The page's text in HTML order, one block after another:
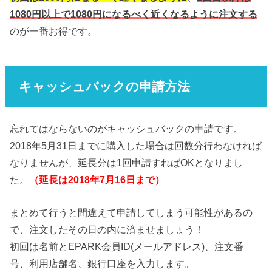
1080円以上で1080円になるべく近くなるように注文する
のが一番お得です。
キャッシュバックの申請方法
忘れてはならないのがキャッシュバックの申請です。
2018年5月31日までに購入した場合は回数分行わなければ
なりませんが、延長分は1回申請すればOKとなりまし
た。
（延長は2018年7月16日まで）
まとめて行うと間違えて申請してしまう可能性があるの
で、注文したその日の内に済ませましょう！
初回は名前とEPARK会員ID(メールアドレス)、注文番
号、利用店舗名、銀行口座を入力します。